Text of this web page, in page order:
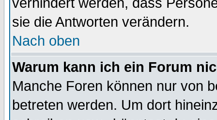
sie die Antworten verändern.
Nach oben
Warum kann ich ein Forum
Manche Foren können nur von
betreten werden. Um dort